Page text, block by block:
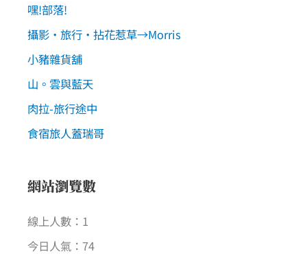
嘿!部落!
攝影‧旅行‧拈花惹草→Morris
小豬雜貨舖
山。雲與藍天
肉拉-旅行途中
食宿旅人蓋瑞哥
網站瀏覽數
線上人數：1
今日人氣：74